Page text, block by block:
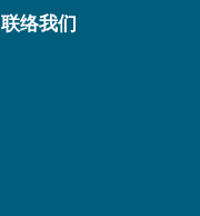
联络我们